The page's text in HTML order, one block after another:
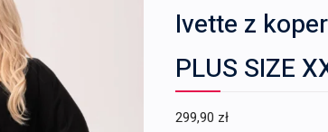
Ivette z
PLUS SIZE
299,90 zł